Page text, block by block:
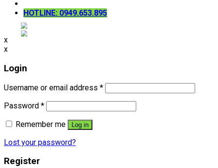
HOTLINE: 0949.653.895
x
x
Login
Username or email address *
Password *
Remember me
Log in
Lost your password?
Register